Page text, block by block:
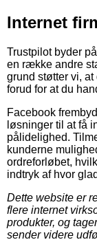
Internet
Trustpilot byder
en række andre
grund støtter vi,
forud for at du
Facebook
løsninger til at få
pålidelighed.
kunderne
ordreforløbet,
indtryk af hvor
Dette website er
flere internet
produkter, og
sender videre